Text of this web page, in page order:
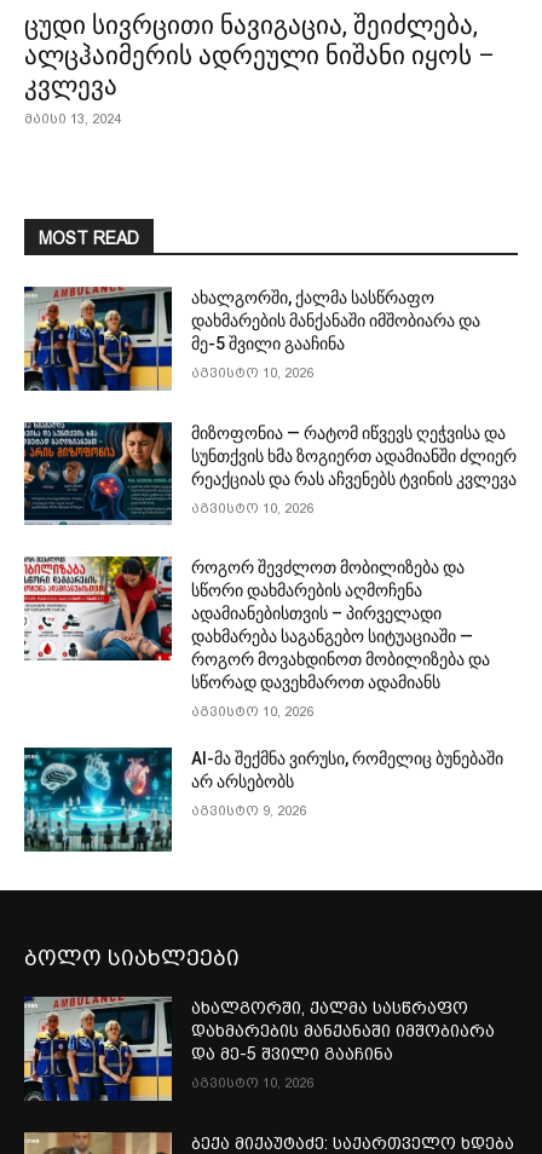
ცუდი სივრცითი ნავიგაცია, შეიძლება,
ალცჰაიმერის ადრეული ნიშანი იყოს –
კვლევა
მაისი 13, 2024
MOST READ
ახალგორში, ქალმა სასწრაფო
დახმარების მანქანაში იმშობიარა და
მე-5 შვილი გააჩინა
აგვისტო 10, 2026
მიზოფონია — რატომ იწვევს ღეჭვისა და
სუნთქვის ხმა ზოგიერთ ადამიანში ძლიერ
რეაქციას და რას აჩვენებს ტვინის კვლევა
აგვისტო 10, 2026
როგორ შევძლოთ მობილიზება და
სწორი დახმარების აღმოჩენა
ადამიანებისთვის – პირველადი
დახმარება საგანგებო სიტუაციაში —
როგორ მოვახდინოთ მობილიზება და
სწორად დავეხმაროთ ადამიანს
აგვისტო 10, 2026
AI-მა შექმნა ვირუსი, რომელიც ბუნებაში
არ არსებობს
აგვისტო 9, 2026
ბოლო სიახლეები
ახალგორში, ქალმა სასწრაფო
დახმარების მანქანაში იმშობიარა
და მე-5 შვილი გააჩინა
აგვისტო 10, 2026
ბექა მიქაუტაძე: საქართველო ხდება